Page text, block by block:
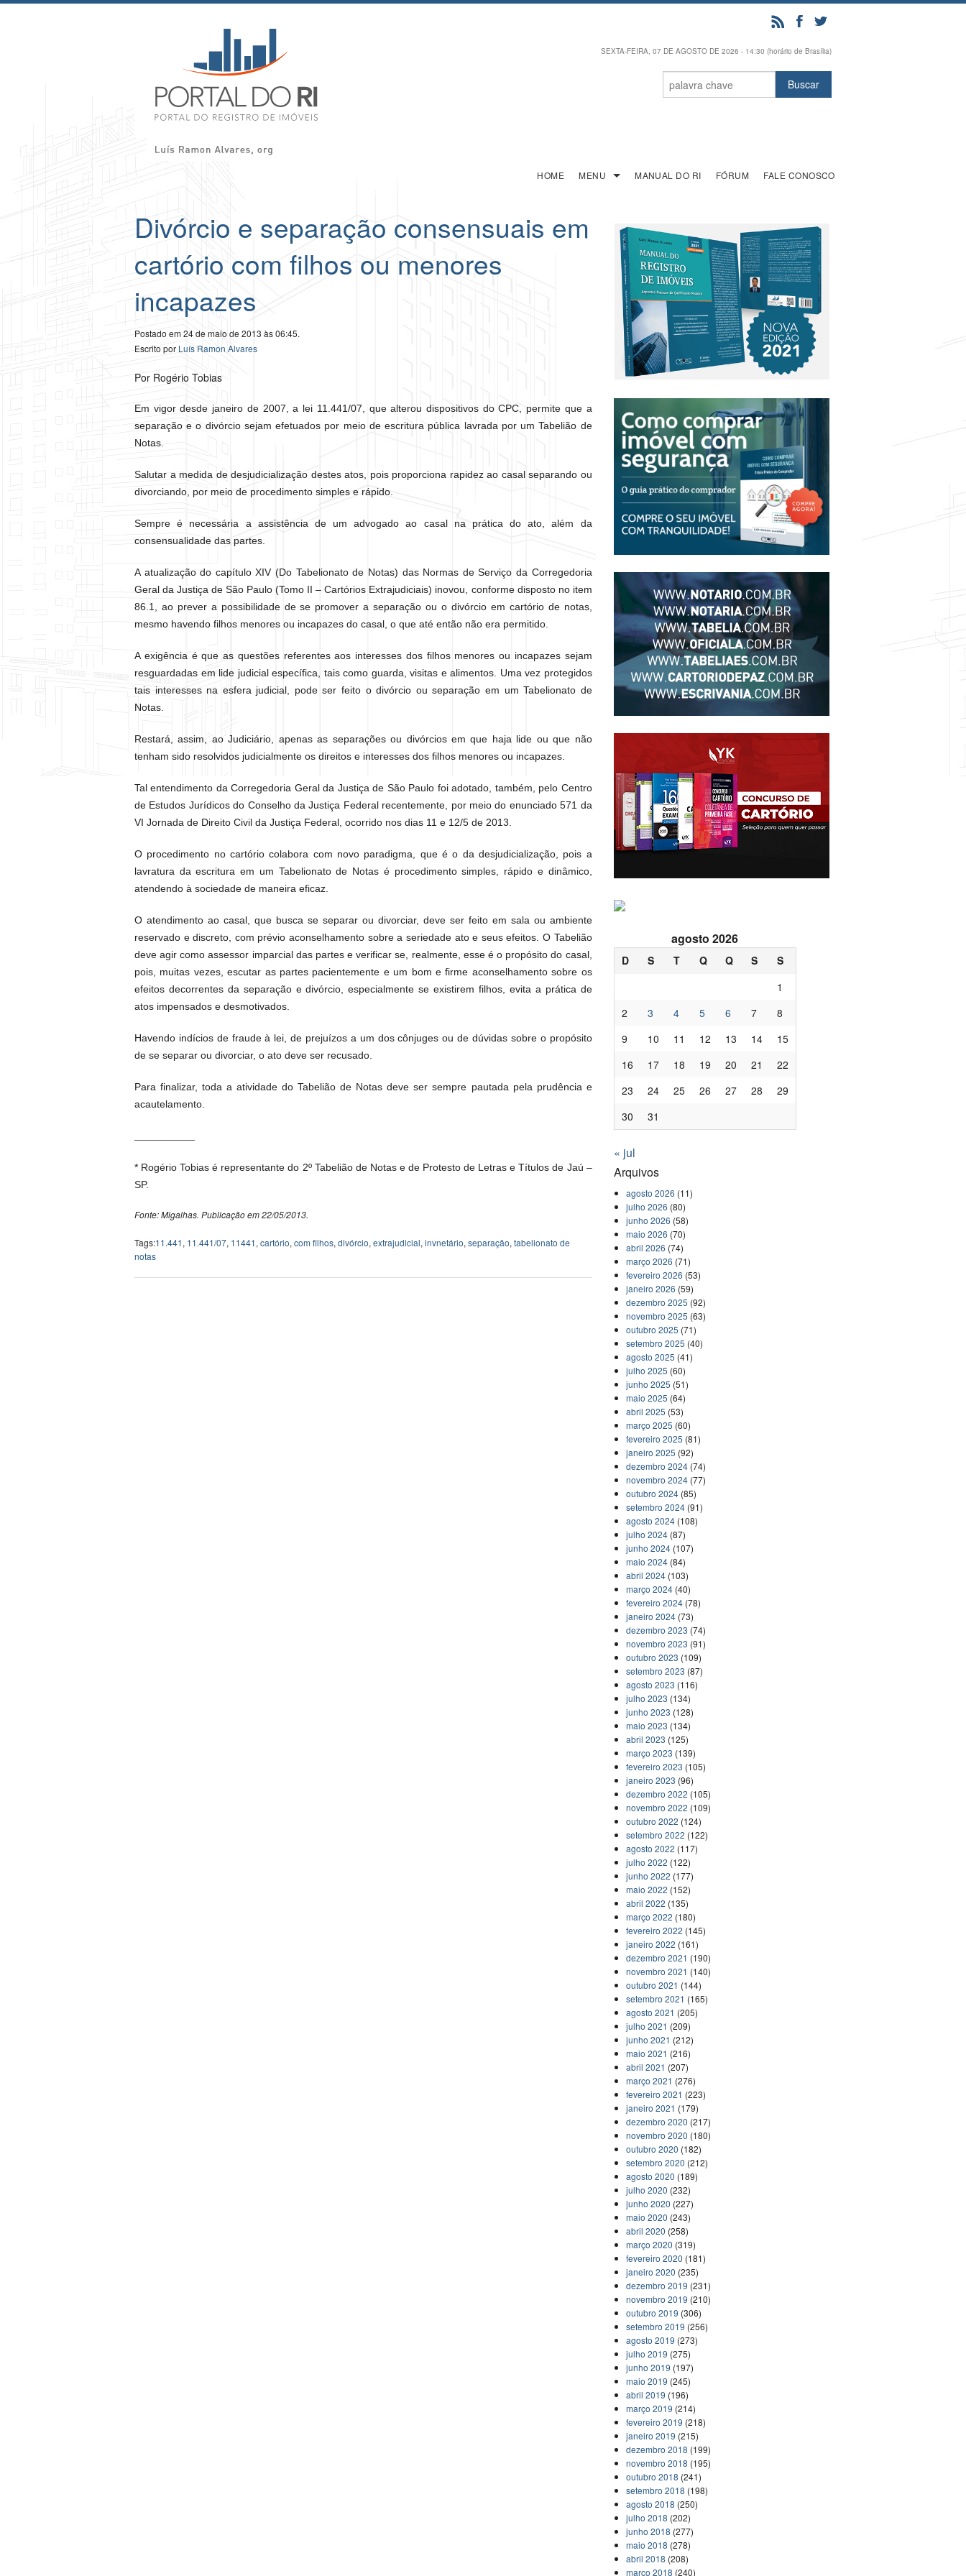
SEXTA-FEIRA, 07 DE AGOSTO DE 2026 - 14:30 (horário de Brasília)
HOME MENU MANUAL DO RI FÓRUM FALE CONOSCO
Divórcio e separação consensuais em
cartório com filhos ou menores
incapazes
Postado em 24 de maio de 2013 às 06:45.
Escrito por Luís Ramon Alvares
Por Rogério Tobias
Em vigor desde janeiro de 2007, a lei 11.441/07, que alterou dispositivos do CPC, permite que a
separação e o divórcio sejam efetuados por meio de escritura pública lavrada por um Tabelião de
Notas.
Salutar a medida de desjudicialização destes atos, pois proporciona rapidez ao casal separando ou
divorciando, por meio de procedimento simples e rápido.
Sempre é necessária a assistência de um advogado ao casal na prática do ato, além da
consensualidade das partes.
A atualização do capítulo XIV (Do Tabelionato de Notas) das Normas de Serviço da Corregedoria
Geral da Justiça de São Paulo (Tomo II – Cartórios Extrajudiciais) inovou, conforme disposto no item
86.1, ao prever a possibilidade de se promover a separação ou o divórcio em cartório de notas,
mesmo havendo filhos menores ou incapazes do casal, o que até então não era permitido.
A exigência é que as questões referentes aos interesses dos filhos menores ou incapazes sejam
resguardadas em lide judicial específica, tais como guarda, visitas e alimentos. Uma vez protegidos
tais interesses na esfera judicial, pode ser feito o divórcio ou separação em um Tabelionato de
Notas.
Restará, assim, ao Judiciário, apenas as separações ou divórcios em que haja lide ou que não
tenham sido resolvidos judicialmente os direitos e interesses dos filhos menores ou incapazes.
Tal entendimento da Corregedoria Geral da Justiça de São Paulo foi adotado, também, pelo Centro
de Estudos Jurídicos do Conselho da Justiça Federal recentemente, por meio do enunciado 571 da
VI Jornada de Direito Civil da Justiça Federal, ocorrido nos dias 11 e 12/5 de 2013.
O procedimento no cartório colabora com novo paradigma, que é o da desjudicialização, pois a
lavratura da escritura em um Tabelionato de Notas é procedimento simples, rápido e dinâmico,
atendendo à sociedade de maneira eficaz.
O atendimento ao casal, que busca se separar ou divorciar, deve ser feito em sala ou ambiente
reservado e discreto, com prévio aconselhamento sobre a seriedade ato e seus efeitos. O Tabelião
deve agir como assessor imparcial das partes e verificar se, realmente, esse é o propósito do casal,
pois, muitas vezes, escutar as partes pacientemente e um bom e firme aconselhamento sobre os
efeitos decorrentes da separação e divórcio, especialmente se existirem filhos, evita a prática de
atos impensados e desmotivados.
Havendo indícios de fraude à lei, de prejuízos a um dos cônjuges ou de dúvidas sobre o propósito
de se separar ou divorciar, o ato deve ser recusado.
Para finalizar, toda a atividade do Tabelião de Notas deve ser sempre pautada pela prudência e
acautelamento.
* Rogério Tobias é representante do 2º Tabelião de Notas e de Protesto de Letras e Títulos de Jaú –
SP.
Fonte: Migalhas. Publicação em 22/05/2013.
Tags:11.441, 11.441/07, 11441, cartório, com filhos, divórcio, extrajudicial, invnetário, separação, tabelionato de
notas
agosto 2026
D S T Q Q S
S
1
2
3 4 5 6 7
8
9
10 11 12 13 14
15
16
17 18 19 20 21
22
23
24 25 26 27 28
29
30
31
« jul
Arquivos
agosto 2026 (11)
julho 2026 (80)
junho 2026 (58)
maio 2026 (70)
abril 2026 (74)
março 2026 (71)
fevereiro 2026 (53)
janeiro 2026 (59)
dezembro 2025 (92)
novembro 2025 (63)
outubro 2025 (71)
setembro 2025 (40)
agosto 2025 (41)
julho 2025 (60)
junho 2025 (51)
maio 2025 (64)
abril 2025 (53)
março 2025 (60)
fevereiro 2025 (81)
janeiro 2025 (92)
dezembro 2024 (74)
novembro 2024 (77)
outubro 2024 (85)
setembro 2024 (91)
agosto 2024 (108)
julho 2024 (87)
junho 2024 (107)
maio 2024 (84)
abril 2024 (103)
março 2024 (40)
fevereiro 2024 (78)
janeiro 2024 (73)
dezembro 2023 (74)
novembro 2023 (91)
outubro 2023 (109)
setembro 2023 (87)
agosto 2023 (116)
julho 2023 (134)
junho 2023 (128)
maio 2023 (134)
abril 2023 (125)
março 2023 (139)
fevereiro 2023 (105)
janeiro 2023 (96)
dezembro 2022 (105)
novembro 2022 (109)
outubro 2022 (124)
setembro 2022 (122)
agosto 2022 (117)
julho 2022 (122)
junho 2022 (177)
maio 2022 (152)
abril 2022 (135)
março 2022 (180)
fevereiro 2022 (145)
janeiro 2022 (161)
dezembro 2021 (190)
novembro 2021 (140)
outubro 2021 (144)
setembro 2021 (165)
agosto 2021 (205)
julho 2021 (209)
junho 2021 (212)
maio 2021 (216)
abril 2021 (207)
março 2021 (276)
fevereiro 2021 (223)
janeiro 2021 (179)
dezembro 2020 (217)
novembro 2020 (180)
outubro 2020 (182)
setembro 2020 (212)
agosto 2020 (189)
julho 2020 (232)
junho 2020 (227)
maio 2020 (243)
abril 2020 (258)
março 2020 (319)
fevereiro 2020 (181)
janeiro 2020 (235)
dezembro 2019 (231)
novembro 2019 (210)
outubro 2019 (306)
setembro 2019 (256)
agosto 2019 (273)
julho 2019 (275)
junho 2019 (197)
maio 2019 (245)
abril 2019 (196)
março 2019 (214)
fevereiro 2019 (218)
janeiro 2019 (215)
dezembro 2018 (199)
novembro 2018 (195)
outubro 2018 (241)
setembro 2018 (198)
agosto 2018 (250)
julho 2018 (202)
junho 2018 (277)
maio 2018 (278)
abril 2018 (208)
março 2018 (240)